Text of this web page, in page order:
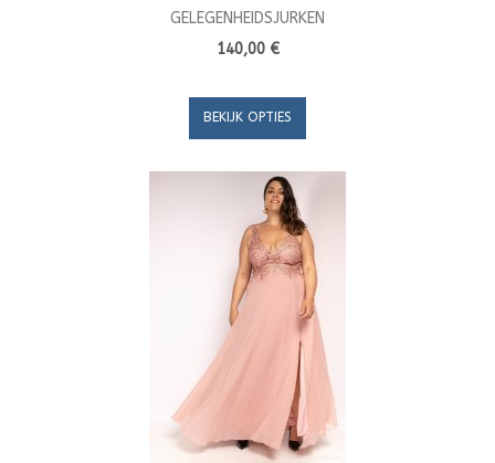
GELEGENHEIDSJURKEN
140,00 €
BEKIJK OPTIES